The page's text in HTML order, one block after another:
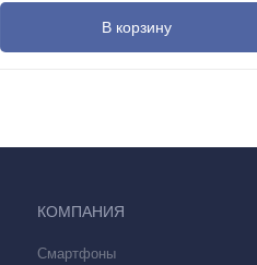
В корзину
КОМПАНИЯ
Смартфоны